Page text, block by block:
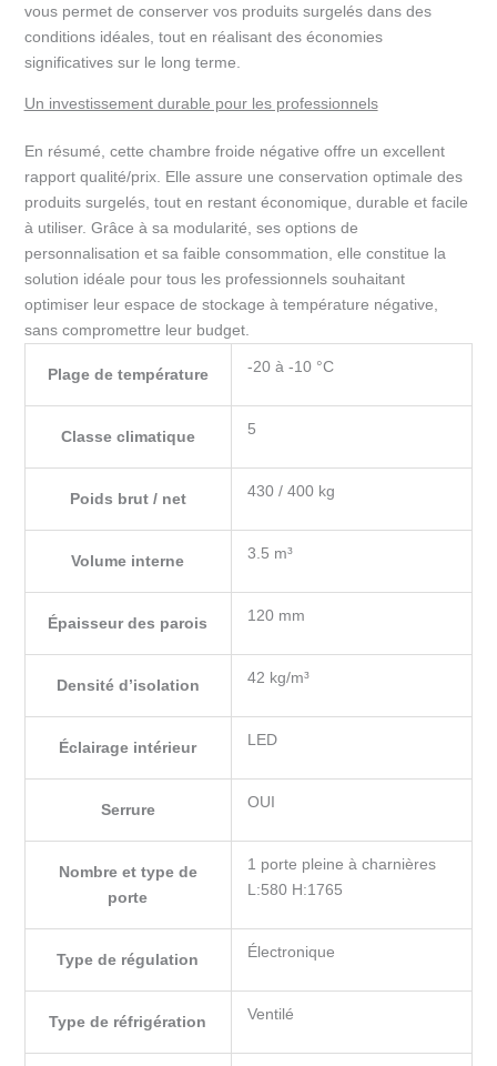
vous permet de conserver vos produits surgelés dans des
conditions idéales, tout en réalisant des économies
significatives sur le long terme.
Un investissement durable pour les professionnels
En résumé, cette chambre froide négative offre un excellent
rapport qualité/prix. Elle assure une conservation optimale des
produits surgelés, tout en restant économique, durable et facile
à utiliser. Grâce à sa modularité, ses options de
personnalisation et sa faible consommation, elle constitue la
solution idéale pour tous les professionnels souhaitant
optimiser leur espace de stockage à température négative,
sans compromettre leur budget.
Plage de température -20 à -10 °C
Classe climatique 5
Poids brut / net 430 / 400 kg
Volume interne 3.5 m³
Épaisseur des parois 120 mm
Densité d’isolation 42 kg/m³
Éclairage intérieur LED
Serrure OUI
Nombre et type de
porte
1 porte pleine à charnières
L:580 H:1765
Type de régulation Électronique
Type de réfrigération Ventilé